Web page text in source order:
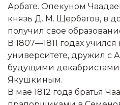
Арбате. Опекуном
князь Д. М. Щербатов, в
получил свое
В 1807—1811 годах
университете, дружил с
будущими декабристами
Якушкиным.
В мае 1812 года братья